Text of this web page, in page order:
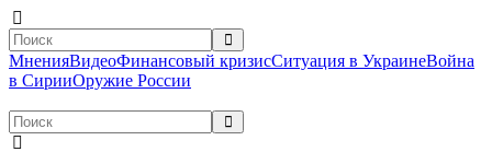
МненияВидеоФинансовый кризисСитуация в УкраинеВойна
в СирииОружие России